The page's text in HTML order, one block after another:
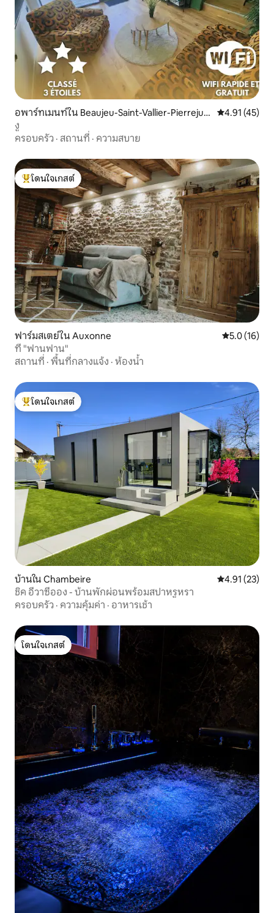
อพาร์ทเมนท์ใน Beaujeu-Saint-Vallier-Pierrejux-
et-Quitteur
คะแนนเฉลี่ย
4.91 (45)
งู
ครอบครัว · สถานที่ · ความสบาย
โดนใจเกสต์ที่สุด
โดนใจเกสต์
ฟาร์มสเตย์ใน Auxonne คะแนนเฉลี่ย
5.0 (16)
ที่ "ฟานฟาน"
สถานที่ · พื้นที่กลางแจ้ง · ห้องน้ำ
โดนใจเกสต์ที่สุด
โดนใจเกสต์
บ้านใน Chambeire คะแนนเฉลี่ย
4.91 (23)
ชิค อีวาซีออง - บ้านพักผ่อนพร้อมสปาหรูหรา
ครอบครัว · ความคุ้มค่า · อาหารเช้า
โดนใจเกสต์
โดนใจเกสต์